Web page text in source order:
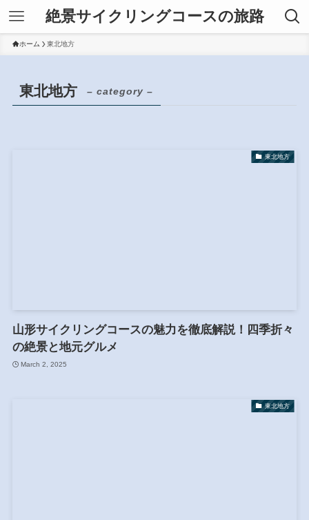
絶景サイクリングコースの旅路
ホーム 東北地方
東北地方 – category –
東北地方
山形サイクリングコースの魅力を徹底解説！四季折々
の絶景と地元グルメ
March 2, 2025
東北地方